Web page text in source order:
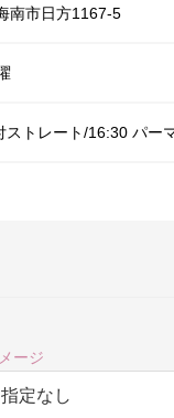
南市日方1167-5
ストレート/16:30 パー
ージ